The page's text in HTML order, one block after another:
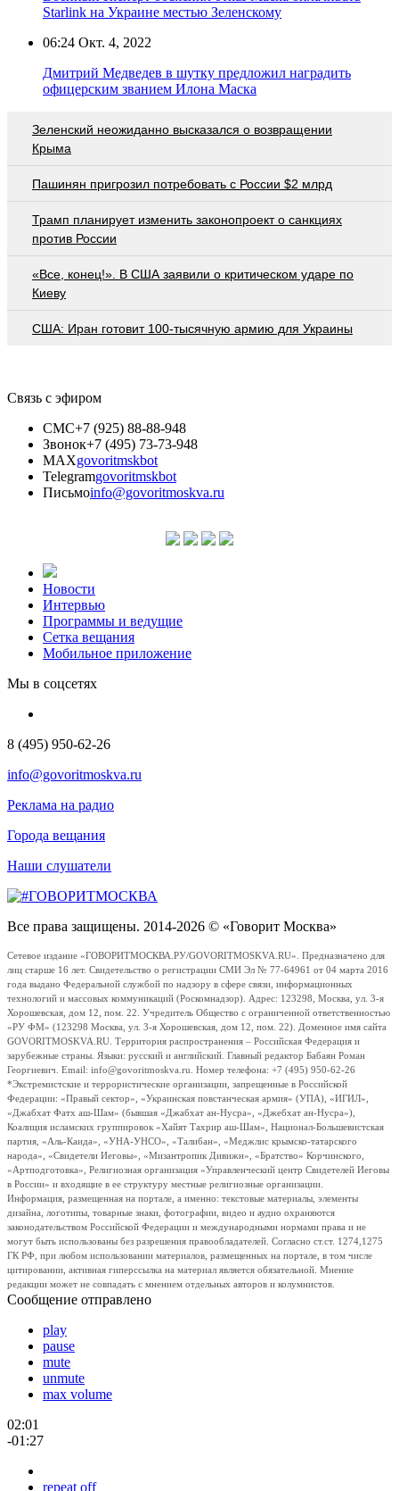
Starlink на Украине местью Зеленскому
06:24 Окт. 4, 2022
Дмитрий Медведев в шутку предложил наградить
офицерским званием Илона Маска
Зеленский неожиданно высказался о возвращении
Крыма
Пашинян пригрозил потребовать c России $2 млрд
Трамп планирует изменить законопроект о санкциях
против России
«Все, конец!». В США заявили о критическом ударе по
Киеву
США: Иран готовит 100-тысячную армию для Украины
Связь с эфиром
СМС+7 (925) 88-88-948
Звонок+7 (495) 73-73-948
MAXgovoritmskbot
Telegramgovoritmskbot
Письмоinfo@govoritmoskva.ru
Новости
Интервью
Программы и ведущие
Сетка вещания
Мобильное приложение
Мы в соцсетях
8 (495) 950-62-26
info@govoritmoskva.ru
Реклама на радио
Города вещания
Наши слушатели
Все права защищены. 2014-2026 © «Говорит Москва»
Сетевое издание «ГОВОРИТМОСКВА.РУ/GOVORITMOSKVA.RU». Предназначено для
лиц старше 16 лет. Свидетельство о регистрации СМИ Эл № 77-64961 от 04 марта 2016
года выдано Федеральной службой по надзору в сфере связи, информационных
технологий и массовых коммуникаций (Роскомнадзор). Адрес: 123298, Москва, ул. 3-я
Хорошевская, дом 12, пом. 22. Учредитель Общество с ограниченной ответственностью
«РУ ФМ» (123298 Москва, ул. 3-я Хорошевская, дом 12, пом. 22). Доменное имя сайта
GOVORITMOSKVA.RU. Территория распространения – Российская Федерация и
зарубежные страны. Языки: русский и английский. Главный редактор Бабаян Роман
Георгиевич. Email: info@govoritmoskva.ru. Номер телефона: +7 (495) 950-62-26
*Экстремистские и террористические организации, запрещенные в Российской
Федерации: «Правый сектор», «Украинская повстанческая армия» (УПА), «ИГИЛ»,
«Джабхат Фатх аш-Шам» (бывшая «Джабхат ан-Нусра», «Джебхат ан-Нусра»),
Коалиция исламских группировок «Хайят Тахрир аш-Шам», Национал-Большевистская
партия, «Аль-Каида», «УНА-УНСО», «Талибан», «Меджлис крымско-татарского
народа», «Свидетели Иеговы», «Мизантропик Дивижн», «Братство» Корчинского,
«Артподготовка», Религиозная организация «Управленческий центр Свидетелей Иеговы
в России» и входящие в ее структуру местные религиозные организации.
Информация, размещенная на портале, а именно: текстовые материалы, элементы
дизайна, логотипы, товарные знаки, фотографии, видео и аудио охраняются
законодательством Российской Федерации и международными нормами права и не
могут быть использованы без разрешения правообладателей. Согласно ст.ст. 1274,1275
ГК РФ, при любом использовании материалов, размещенных на портале, в том числе
цитировании, активная гиперссылка на материал является обязательной. Мнение
редакции может не совпадать с мнением отдельных авторов и колумнистов.
Сообщение отправлено
play
pause
mute
unmute
max volume
02:01
-01:27
repeat off